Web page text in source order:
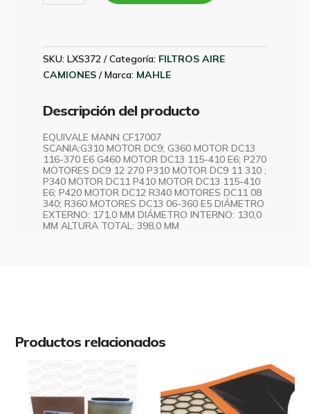
C/SEG
P/C31014
MAHLE
cantidad
SKU:LXS372 Categoría: FILTROS AIRE
CAMIONES
Marca: MAHLE
Descripción del producto
EQUIVALE MANN CF17007
SCANIA:G310 MOTOR DC9; G360 MOTOR DC13
116-370 E6 G460 MOTOR DC13 115-410 E6; P270
MOTORES DC9 12 270 P310 MOTOR DC9 11 310 ;
P340 MOTOR DC11 P410 MOTOR DC13 115-410
E6; P420 MOTOR DC12 R340 MOTORES DC11 08
340; R360 MOTORES DC13 06-360 E5 DIÁMETRO
EXTERNO: 171,0 MM DIÁMETRO INTERNO: 130,0
MM ALTURA TOTAL: 398,0 MM
Productos relacionados